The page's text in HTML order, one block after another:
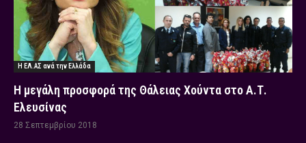
Η ΕΛ.ΑΣ ανά την Ελλάδα
Η μεγάλη προσφορά της Θάλειας Χούντα στο Α.Τ.
Ελευσίνας
28 Σεπτεμβρίου 2018